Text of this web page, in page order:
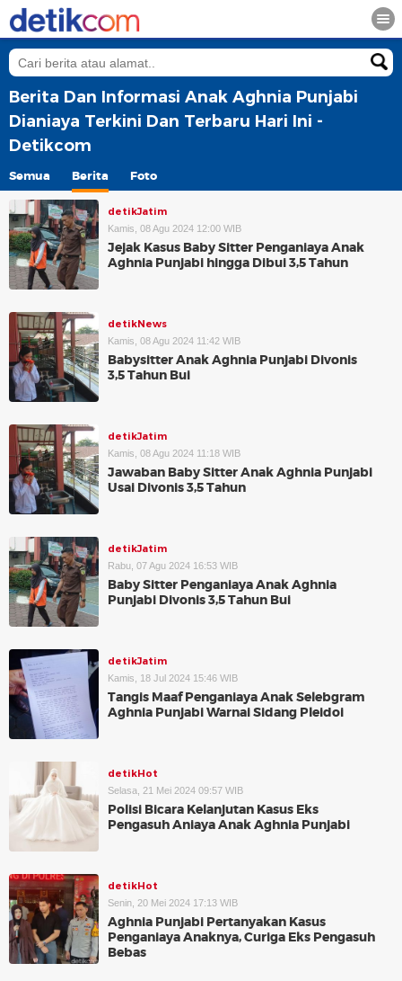
Berita Dan Informasi Anak Aghnia Punjabi
Dianiaya Terkini Dan Terbaru Hari Ini -
Detikcom
Semua Berita Foto
detikJatim
Kamis, 08 Agu 2024 12:00 WIB
Jejak Kasus Baby Sitter Penganiaya Anak
Aghnia Punjabi hingga Dibui 3,5 Tahun
detikNews
Kamis, 08 Agu 2024 11:42 WIB
Babysitter Anak Aghnia Punjabi Divonis
3,5 Tahun Bui
detikJatim
Kamis, 08 Agu 2024 11:18 WIB
Jawaban Baby Sitter Anak Aghnia Punjabi
Usai Divonis 3,5 Tahun
detikJatim
Rabu, 07 Agu 2024 16:53 WIB
Baby Sitter Penganiaya Anak Aghnia
Punjabi Divonis 3,5 Tahun Bui
detikJatim
Kamis, 18 Jul 2024 15:46 WIB
Tangis Maaf Penganiaya Anak Selebgram
Aghnia Punjabi Warnai Sidang Pleidoi
detikHot
Selasa, 21 Mei 2024 09:57 WIB
Polisi Bicara Kelanjutan Kasus Eks
Pengasuh Aniaya Anak Aghnia Punjabi
detikHot
Senin, 20 Mei 2024 17:13 WIB
Aghnia Punjabi Pertanyakan Kasus
Penganiaya Anaknya, Curiga Eks Pengasuh
Bebas